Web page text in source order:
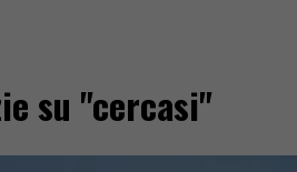
su "cercasi"